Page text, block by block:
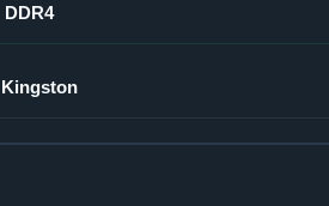
DDR4
Kingston